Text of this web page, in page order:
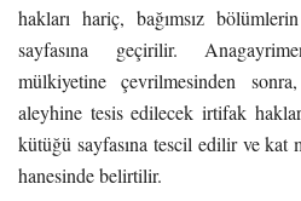
hakları hariç, bağımsız
sayfasına geçirilir.
mülkiyetine çevrilmesinden
aleyhine tesis edilecek irtifak
kütüğü sayfasına tescil edilir ve
hanesinde belirtilir.